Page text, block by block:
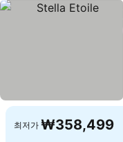
최저가 ₩358,499